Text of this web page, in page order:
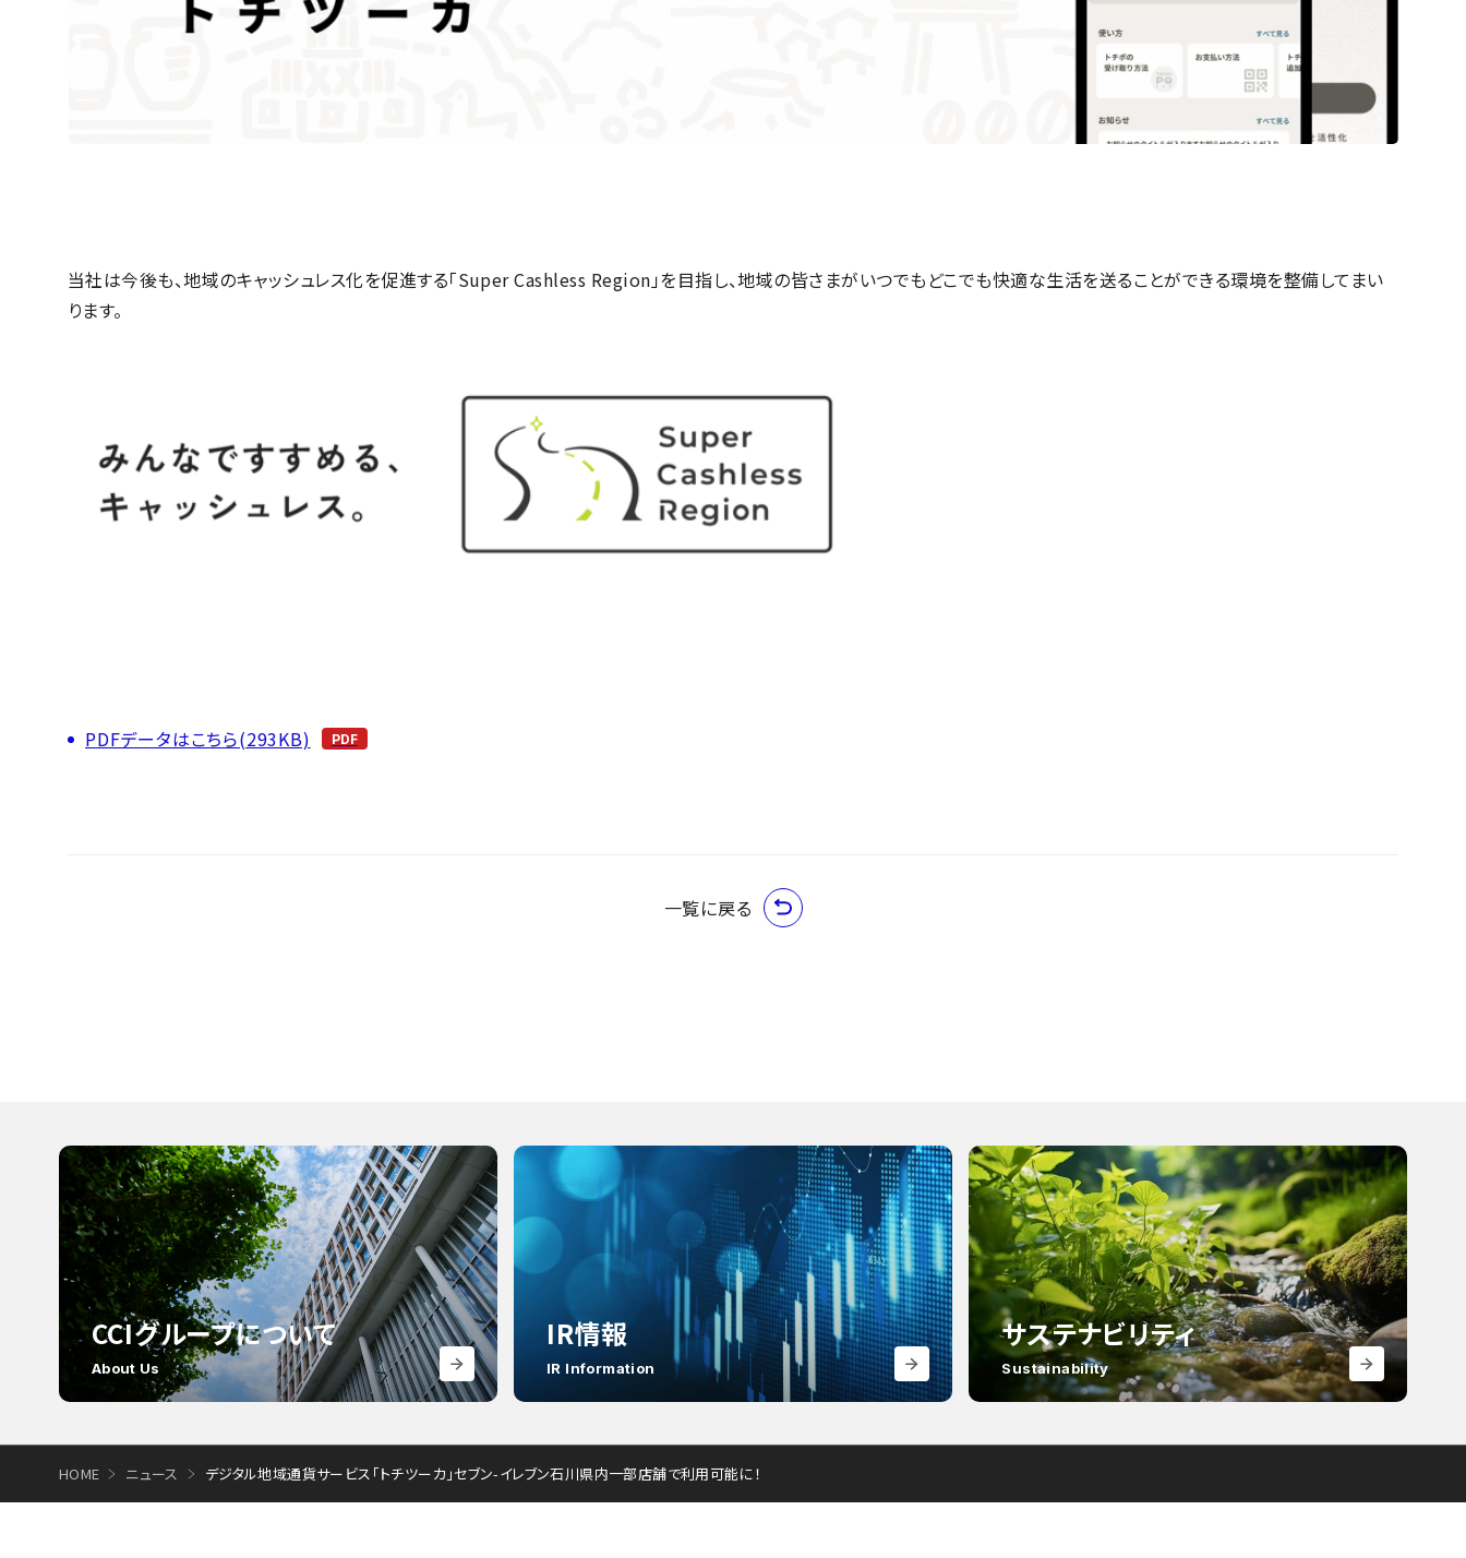
当社は今後も、地域のキャッシュレス化を促進する「Super Cashless Region」を目指し、地域の皆さまがいつでもどこでも快適な生活を送ることができる環境を整備してまい
ります。
PDFデータはこちら(293KB)
一覧に戻る
CCIグループについて
About Us
IR情報
IR Information
サステナビリティ
Sustainability
HOME ニュース デジタル地域通貨サービス「トチツーカ」セブン-イレブン石川県内一部店舗で利用可能に！